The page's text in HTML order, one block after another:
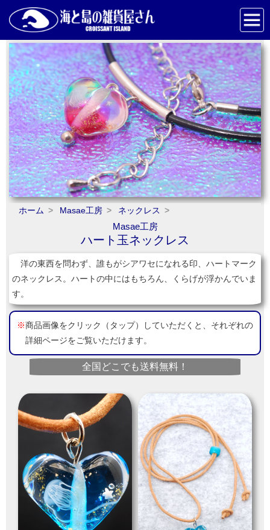
ホーム Masae工房 ネックレス
Masae工房
ハート玉ネックレス
洋の東西を問わず、誰もがシアワセになれる印、ハートマーク
のネックレス。ハートの中にはもちろん、くらげが浮かんでいま
す。
※商品画像をクリック（タップ）していただくと、それぞれの
詳細ページをご覧いただけます。
全国どこでも送料無料！